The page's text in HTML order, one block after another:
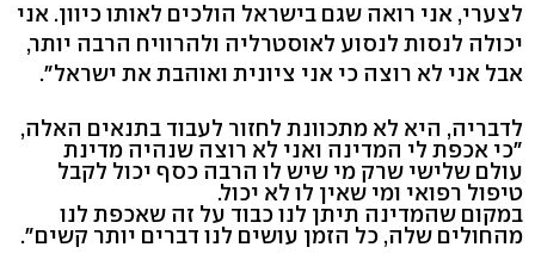
לצערי, אני רואה שגם בישראל הולכים לאותו כיוון. אני
יכולה לנסות לנסוע לאוסטרליה ולהרוויח הרבה יותר,
אבל אני לא רוצה כי אני ציונית ואוהבת את ישראל".
לדבריה, היא לא מתכוונת לחזור לעבוד בתנאים האלה,
"כי אכפת לי המדינה ואני לא רוצה שנהיה מדינת
עולם שלישי שרק מי שיש לו הרבה כסף יכול לקבל
טיפול רפואי ומי שאין לו לא יכול.
במקום שהמדינה תיתן לנו כבוד על זה שאכפת לנו
מהחולים שלה, כל הזמן עושים לנו דברים יותר קשים".